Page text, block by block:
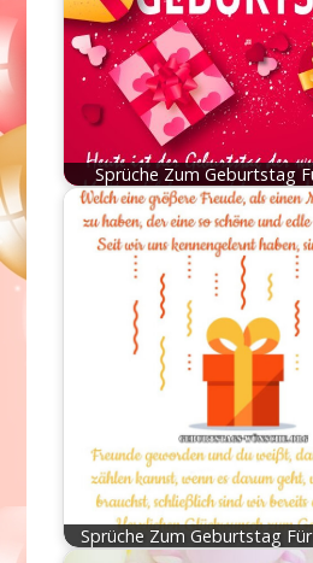
Sprüche Zum Geburtstag
Sprüche Zum Geburtstag